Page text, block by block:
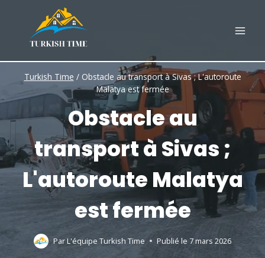
content
Turkish Time / Obstacle au transport à Sivas ; L'autoroute
Malatya est fermée
Obstacle au
transport à Sivas ;
L'autoroute Malatya
est fermée
Par L'équipe Turkish Time Publié le 7 mars 2026